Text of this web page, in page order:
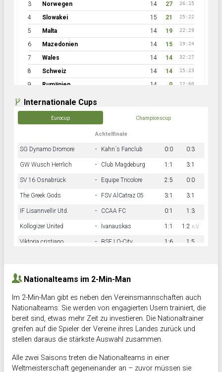
3 Norwegen 14 27 26:15
4 Slowakei 15 21 25:22
5 Malta 14 19 22:29
6 Mazedonien 14 15 19:24
7 Wales 14 14 32:27
8 Schweiz 14 14 15:23
9 Rumänien 14 0 12:60
Internationale Cups
Eurocup Championscup
Achtelfinale
SG Dynamo Dromore - Kahn´s Fanclub 0:0 0:3
GW Wusch Herrlich - Club Magdeburg 1:1 3:1
SV 16 Osnabrück - Equipe Tricolore 2:5 0:0
The Greek Gods - FSV AlCatraz 05 3:1 3:1
IF Lisannvellir Utd. - CCAA FC 0:1 1:3
Kollogizer United - Ivanauskas 1:1 1:2 n.V.
Viktoria cristiano - BSF LO-City 1:6 1:5
Nationalteams im 2-Min-Man
Im 2-Min-Man gibt es neben den Vereinsmannschaften auch
Nationalteams. Sie werden von engagierten Usern trainiert, die
bereit sind, etwas mehr Zeit zu investieren. Die Nationaltrainer
greifen auf die Spieler der Vereine ihres Landes zurück und
stellen daraus die stärkste Auswahl zusammen.
Alle zwei Saisons treten die Nationalteams in einer
Weltmeisterschaft gegeneinander an – zuvor müssen sie